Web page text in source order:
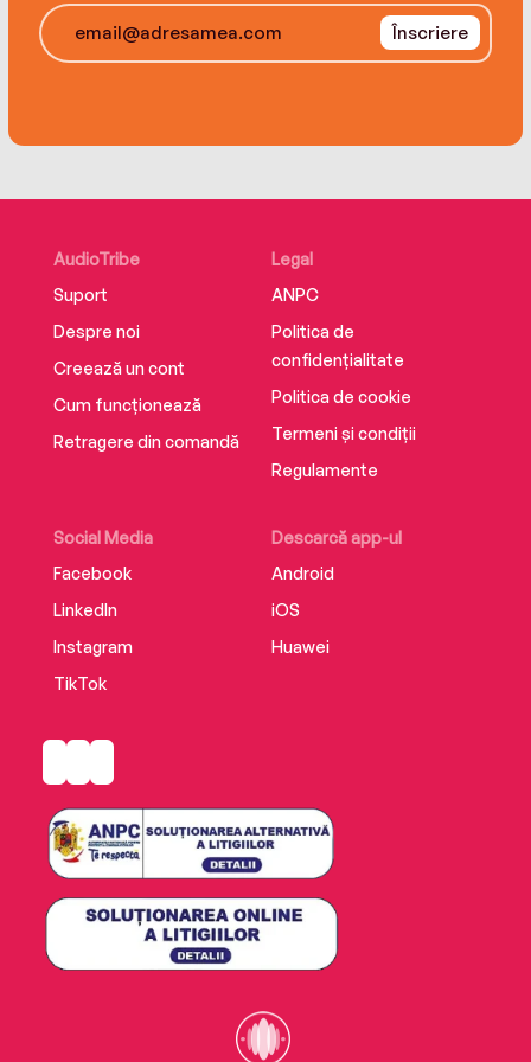
Înscriere
AudioTribe
Suport
Despre noi
Creează un cont
Cum funcționează
Retragere din comandă
Social Media
Facebook
LinkedIn
Instagram
TikTok
Descarcă app-ul
Android
iOS
Huawei
Legal
ANPC
Politica de
confidențialitate
Politica de cookie
Termeni și condiții
Regulamente